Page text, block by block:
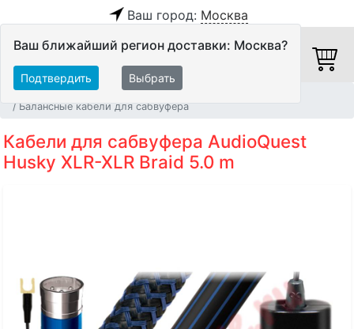
Ваш город: Москва
Ваш ближайший регион доставки: Москва?
Подтвердить Выбрать
Балансные кабели для сабвуфера
Кабели для сабвуфера AudioQuest
Husky XLR-XLR Braid 5.0 m